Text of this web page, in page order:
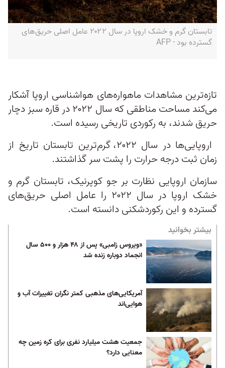
تابستان گرم و خشک اروپا در سال ۲۰۲۲ عامل اصلی حریق‌های
گسترده بود - AFP
تازه‌ترین مشاهدات ماهواره‌های هواشناسی اروپا آشکار
می‌کند مساحت مناطقی که سال ۲۰۲۲ در قاره سبز دچار
حریق شدند، به رکوردی تاریخی رسیده است.
اروپایی‌ها در سال ۲۰۲۲، گرم‌ترین تابستان تاریخ از
زمان ثبت درجه حرارت را پشت سر گذاشتند.
سازمان اروپایی نظارت بر جو کوپرنیک، تابستان گرم و
خشک اروپا در سال ۲۰۲۲ را عامل اصلی حریق‌های
گسترده و این رکوردشکنی دانسته است.
بیشتر بخوانید
«ویروس زامبی» پس از ۴۸ هزار و ۵۰۰ سال
انجماد دوباره زنده شد
آمریکایی‌های مذهبی کمتر نگران تغییرات آب و
هوایی‌اند
جمعیت هشت میلیارد نفری برای کره زمین چه
معنایی دارد؟